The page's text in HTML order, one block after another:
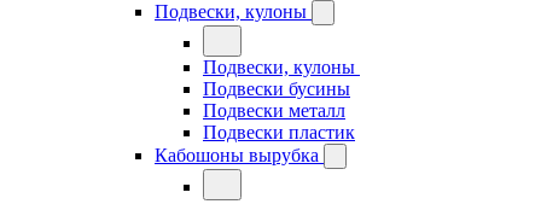
Подвески, кулоны
Подвески, кулоны
Подвески бусины
Подвески металл
Подвески пластик
Кабошоны вырубка